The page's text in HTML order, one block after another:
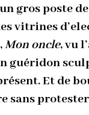
gros poste
vitrines
Mon oncle, vu
guéridon
Et de
sans